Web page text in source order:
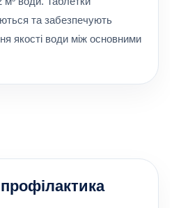
та забезпечують
якості води між основними